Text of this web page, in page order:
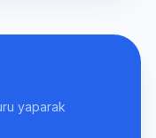
yaparak